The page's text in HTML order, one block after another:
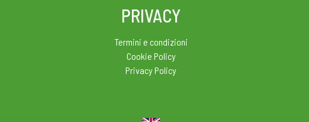
PRIVACY
Termini e condizioni
Cookie Policy
Privacy Policy